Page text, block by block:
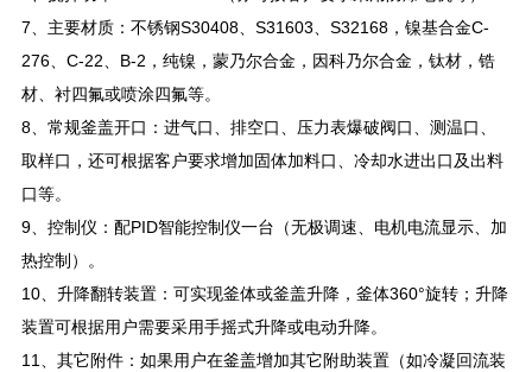
7 、主要材质：不锈钢S30408、S31603、S32168，镍基合金C-
276、C-22、B-2，纯镍，蒙乃尔合金，因科乃尔合金，钛材，锆
材、衬四氟或喷涂四氟等。
8、常规釜盖开口：进气口、排空口、压力表爆破阀口、测温口、
取样口，还可根据客户要求增加固体加料口、冷却水进出口及出料
口等。
9、控制仪：配PID智能控制仪一台（无极调速、电机电流显示、加
热控制）。
10、升降翻转装置：可实现釜体或釜盖升降，釜体360°旋转；升降
装置可根据用户需要采用手摇式升降或电动升降。
11
、其它附件：如果用户在釜盖增加其它附助装置（如冷凝回流装